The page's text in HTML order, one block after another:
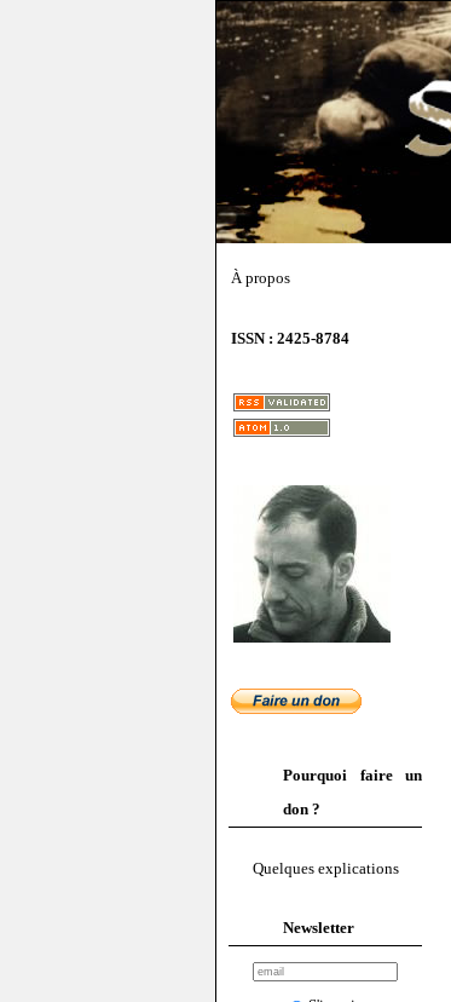
À propos
ISSN : 2425-8784
Pourquoi faire un
don ?
Quelques explications
Newsletter